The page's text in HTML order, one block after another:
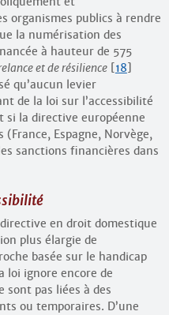
organismes publics à rendre
la numérisation des
à hauteur de 575
et de résilience[18]
qu’aucun levier
de la loi sur l’accessibilité
si la directive européenne
Espagne, Norvège,
sanctions financières dans
en droit domestique
plus élargie de
basée sur le handicap
loi ignore encore de
sont pas liées à des
ou temporaires. D’une